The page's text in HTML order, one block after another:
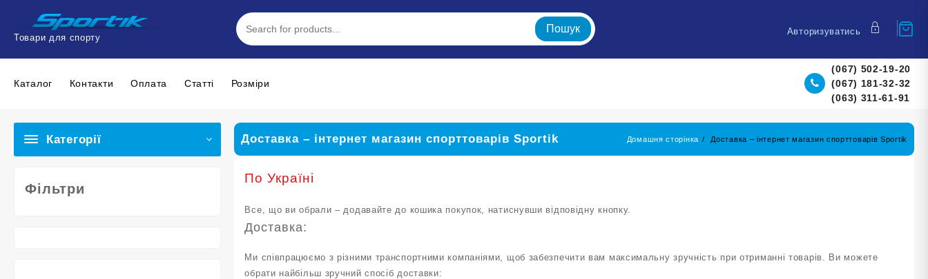
вмістуТовари для спорту
Пошук Авторизуватись
Каталог Контакти Оплата Статтi Розміри
(067) 502-19-20
(067) 181-32-32
(063) 311-61-91
Категорії
Фільтри
Доставка – інтернет магазин спорттоварів Sportik Домашня сторінка Доставка – інтернет магазин спорттоварів Sportik
По Україні
Все, що ви обрали – додавайте до кошика покупок, натиснувши відповідну кнопку.
Доставка:
Ми співпрацюємо з різними транспортними компаніями, щоб забезпечити вам максимальну зручність при отриманні товарів. Ви можете
обрати найбільш зручний спосіб доставки: